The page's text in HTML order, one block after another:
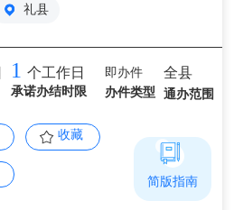
礼县
1 个工作日
承诺办结时限
即办件
办件类型
全县
通办范围
收藏
简版指南